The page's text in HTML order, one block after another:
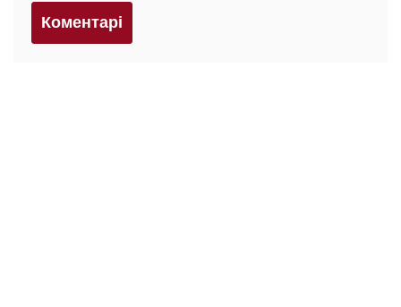
Коментарi